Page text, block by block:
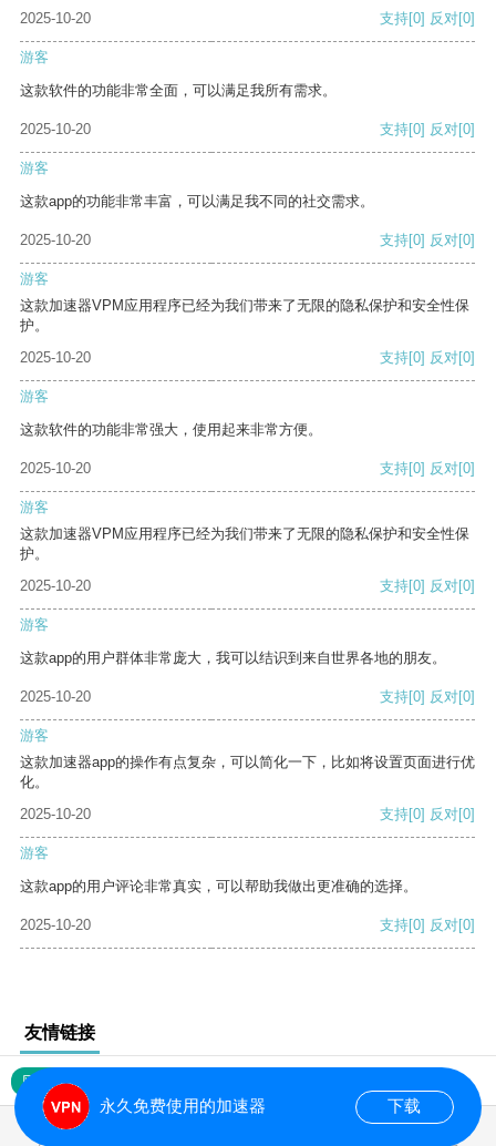
2025-10-20
支持[0] 反对[0]
游客
这款软件的功能非常全面，可以满足我所有需求。
2025-10-20 支持[0] 反对[0]
游客
这款app的功能非常丰富，可以满足我不同的社交需求。
2025-10-20 支持[0] 反对[0]
游客
这款加速器VPM应用程序已经为我们带来了无限的隐私保护和安全性保
护。
2025-10-20
支持[0] 反对[0]
游客
这款软件的功能非常强大，使用起来非常方便。
2025-10-20 支持[0] 反对[0]
游客
这款加速器VPM应用程序已经为我们带来了无限的隐私保护和安全性保
护。
2025-10-20
支持[0] 反对[0]
游客
这款app的用户群体非常庞大，我可以结识到来自世界各地的朋友。
2025-10-20 支持[0] 反对[0]
游客
这款加速器app的操作有点复杂，可以简化一下，比如将设置页面进行优
化。
2025-10-20
支持[0] 反对[0]
游客
这款app的用户评论非常真实，可以帮助我做出更准确的选择。
2025-10-20 支持[0] 反对[0]
友情链接
网站地图
永久免费使用的加速器 下载